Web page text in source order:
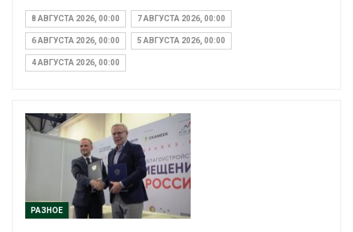
8 АВГУСТА 2026, 00:00 7 АВГУСТА 2026, 00:00
6 АВГУСТА 2026, 00:00 5 АВГУСТА 2026, 00:00
4 АВГУСТА 2026, 00:00
РАЗНОЕ